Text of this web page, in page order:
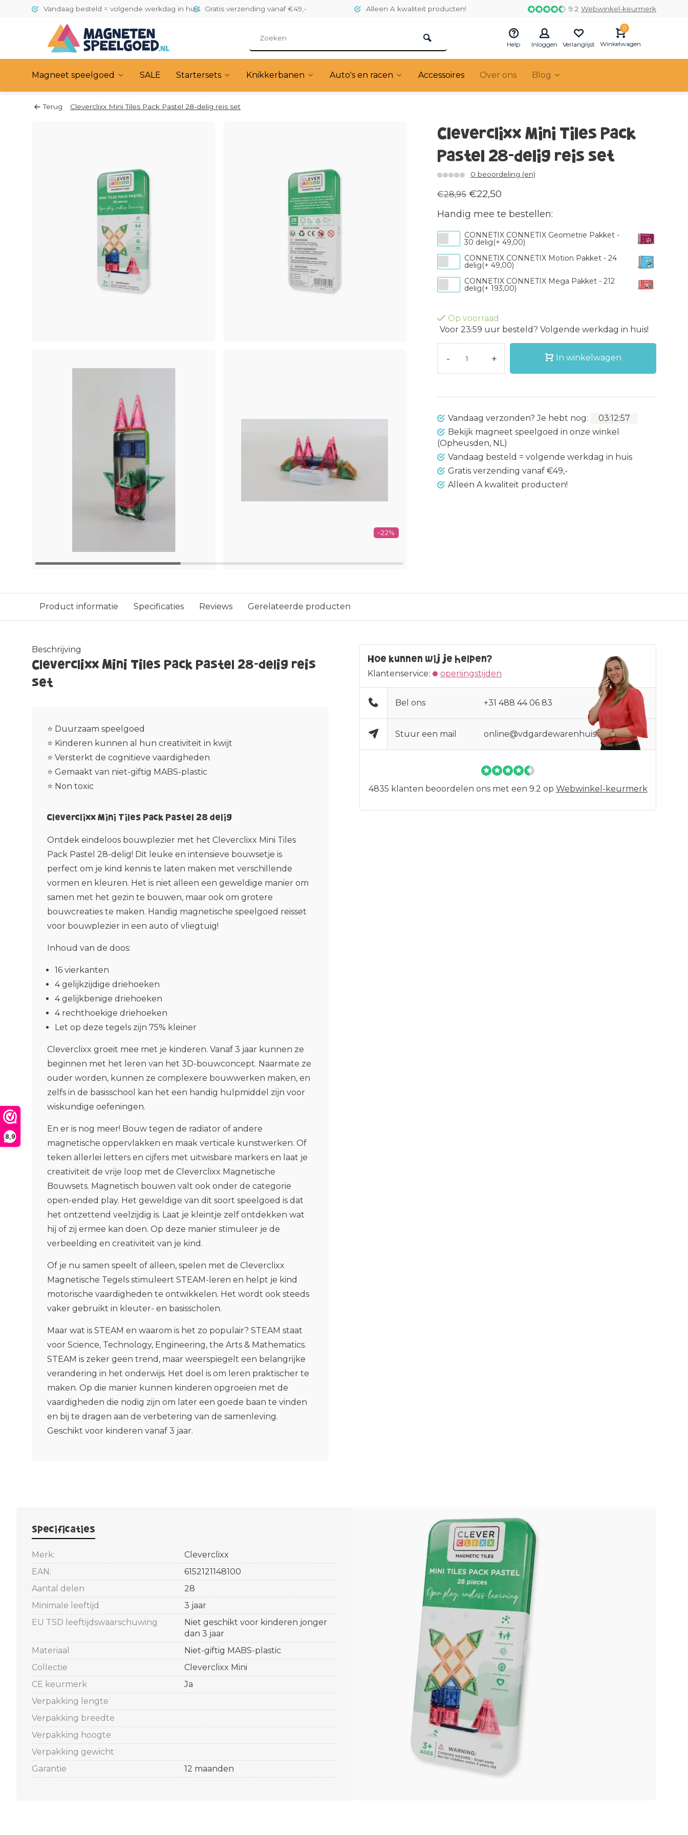
8,9
Vandaag besteld = volgende werkdag in huis Gratis verzending vanaf €49,- Alleen A kwaliteit producten! 9.2 Webwinkel-keurmerk
Help Inloggen Verlanglijst
0
Winkelwagen
Magneet speelgoed SALE Startersets Knikkerbanen Auto's en racen Accessoires Over ons Blog
Terug Cleverclixx Mini Tiles Pack Pastel 28-delig reis set
-22%
Cleverclixx Mini Tiles Pack
Pastel 28-delig reis set
0 beoordeling (en)
€28,95 €22,50
Handig mee te bestellen:
CONNETIX CONNETIX Geometrie Pakket -
30 delig(+ 49,00)
CONNETIX CONNETIX Motion Pakket - 24
delig(+ 49,00)
CONNETIX CONNETIX Mega Pakket - 212
delig(+ 193,00)
Op voorraad
Voor 23:59 uur besteld? Volgende werkdag in huis!
- + In winkelwagen
Vandaag verzonden? Je hebt nog: 03:12:55
Bekijk magneet speelgoed in onze winkel
(Opheusden, NL)
Vandaag besteld = volgende werkdag in huis
Gratis verzending vanaf €49,-
Alleen A kwaliteit producten!
Product informatie Specificaties Reviews Gerelateerde producten
Beschrijving
Cleverclixx Mini Tiles Pack Pastel 28-delig reis
set
⭐ Duurzaam speelgoed
⭐ Kinderen kunnen al hun creativiteit in kwijt
⭐ Versterkt de cognitieve vaardigheden
⭐ Gemaakt van niet-giftig MABS-plastic
⭐ Non toxic
Cleverclixx Mini Tiles Pack Pastel 28 delig
Ontdek eindeloos bouwplezier met het Cleverclixx Mini Tiles
Pack Pastel 28-delig! Dit leuke en intensieve bouwsetje is
perfect om je kind kennis te laten maken met verschillende
vormen en kleuren. Het is niet alleen een geweldige manier om
samen met het gezin te bouwen, maar ook om grotere
bouwcreaties te maken. Handig magnetische speelgoed reisset
voor bouwplezier in een auto of vliegtuig!
Inhoud van de doos:
16 vierkanten
4 gelijkzijdige driehoeken
4 gelijkbenige driehoeken
4 rechthoekige driehoeken
Let op deze tegels zijn 75% kleiner
Cleverclixx groeit mee met je kinderen. Vanaf 3 jaar kunnen ze
beginnen met het leren van het 3D-bouwconcept. Naarmate ze
ouder worden, kunnen ze complexere bouwwerken maken, en
zelfs in de basisschool kan het een handig hulpmiddel zijn voor
wiskundige oefeningen.
En er is nog meer! Bouw tegen de radiator of andere
magnetische oppervlakken en maak verticale kunstwerken. Of
teken allerlei letters en cijfers met uitwisbare markers en laat je
creativiteit de vrije loop met de Cleverclixx Magnetische
Bouwsets. Magnetisch bouwen valt ook onder de categorie
open-ended play. Het geweldige van dit soort speelgoed is dat
het ontzettend veelzijdig is. Laat je kleintje zelf ontdekken wat
hij of zij ermee kan doen. Op deze manier stimuleer je de
verbeelding en creativiteit van je kind.
Of je nu samen speelt of alleen, spelen met de Cleverclixx
Magnetische Tegels stimuleert STEAM-leren en helpt je kind
motorische vaardigheden te ontwikkelen. Het wordt ook steeds
vaker gebruikt in kleuter- en basisscholen.
Maar wat is STEAM en waarom is het zo populair? STEAM staat
voor Science, Technology, Engineering, the Arts & Mathematics.
STEAM is zeker geen trend, maar weerspiegelt een belangrijke
verandering in het onderwijs. Het doel is om leren praktischer te
maken. Op die manier kunnen kinderen opgroeien met de
vaardigheden die nodig zijn om later een goede baan te vinden
en bij te dragen aan de verbetering van de samenleving.
Geschikt voor kinderen vanaf 3 jaar.
Hoe kunnen wij je helpen?
Klantenservice: openingstijden
Bel ons +31 488 44 06 83
Stuur een mail online@vdgardewarenhuis.nl
4835 klanten beoordelen ons met een 9.2 op Webwinkel-keurmerk
Specificaties
Merk:
Cleverclixx
EAN:
6152121148100
Aantal delen
28
Minimale leeftijd
3 jaar
EU TSD leeftijdswaarschuwing
Niet geschikt voor kinderen jonger
dan 3 jaar
Materiaal
Niet-giftig MABS-plastic
Collectie
Cleverclixx Mini
CE keurmerk
Ja
Verpakking lengte
Verpakking breedte
Verpakking hoogte
Verpakking gewicht
Garantie
12 maanden